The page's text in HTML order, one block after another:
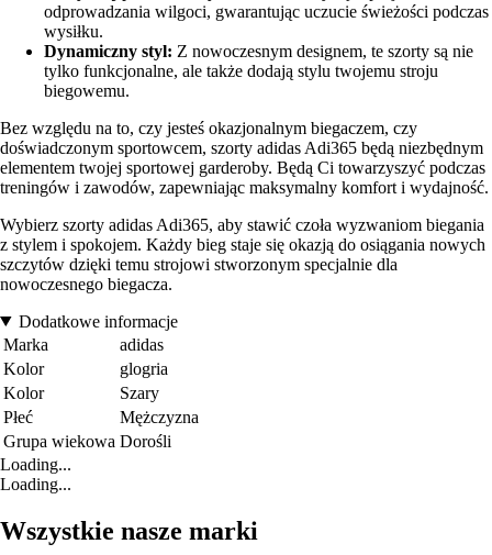
odprowadzania wilgoci, gwarantując uczucie świeżości podczas
wysiłku.
Dynamiczny styl: Z nowoczesnym designem, te szorty są nie
tylko funkcjonalne, ale także dodają stylu twojemu stroju
biegowemu.
Bez względu na to, czy jesteś okazjonalnym biegaczem, czy
doświadczonym sportowcem, szorty adidas Adi365 będą niezbędnym
elementem twojej sportowej garderoby. Będą Ci towarzyszyć podczas
treningów i zawodów, zapewniając maksymalny komfort i wydajność.
Wybierz szorty adidas Adi365, aby stawić czoła wyzwaniom biegania
z stylem i spokojem. Każdy bieg staje się okazją do osiągania nowych
szczytów dzięki temu strojowi stworzonym specjalnie dla
nowoczesnego biegacza.
Dodatkowe informacje
Marka
adidas
Kolor
glogria
Kolor
Szary
Płeć
Mężczyzna
Grupa wiekowa Dorośli
Loading...
Loading...
Wszystkie nasze marki